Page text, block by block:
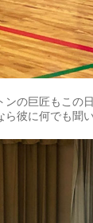
の巨匠もこの
彼に何でも聞